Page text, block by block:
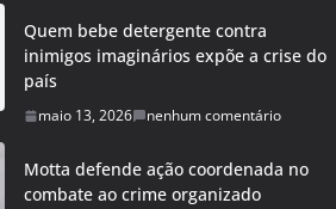
Quem bebe detergente contra
inimigos imaginários expõe a crise do
país
maio 13, 2026 nenhum comentário
Motta defende ação coordenada no
combate ao crime organizado